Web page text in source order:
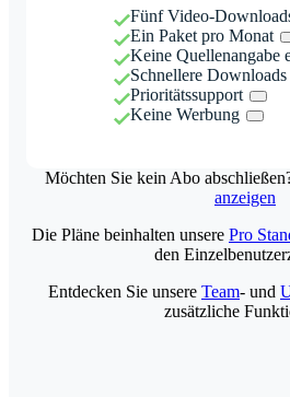
Fünf Video-
Ein Paket pro Monat
Keine Quellenangabe
Schnellere Downloads
Prioritätssupport
Keine Werbung
Möchten Sie kein Abo
anzeigen
Die Pläne beinhalten unsere Pro
den
Entdecken Sie unsere Team- und
zusätzliche